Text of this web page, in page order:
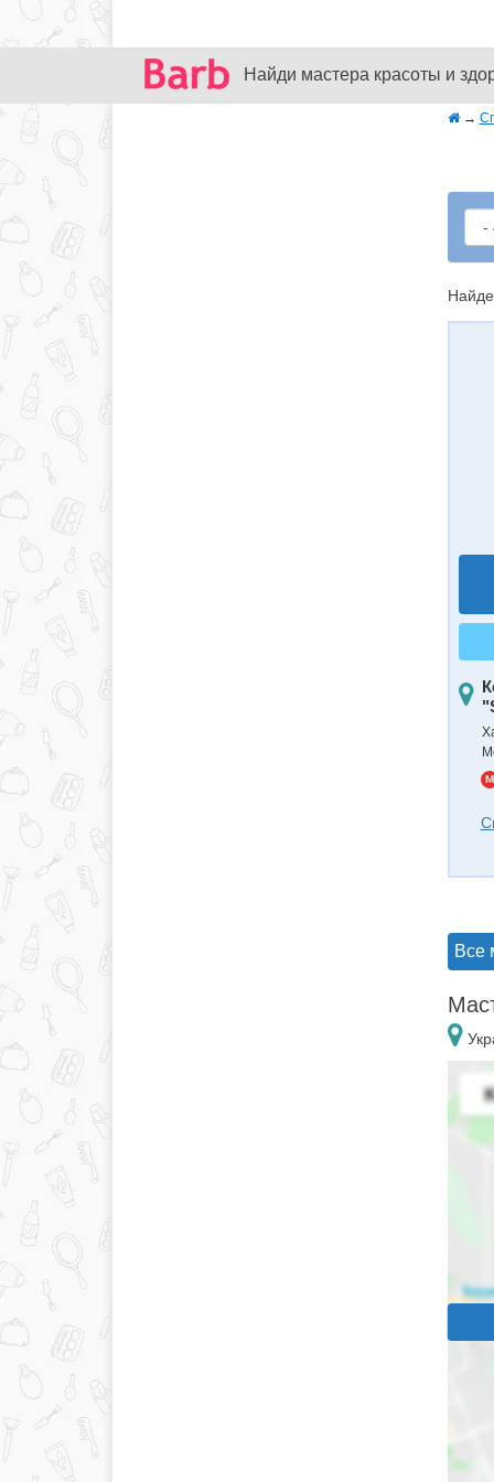
Найди мастера красоты и
→
M
Все